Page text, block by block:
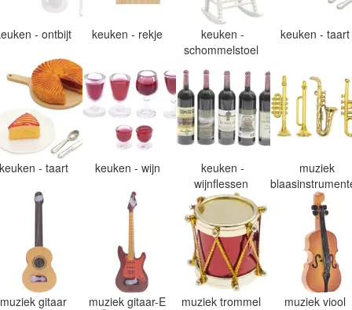
- ontbijt keuken - rekje
keuken -
schommelstoel
keuken -
- taart keuken - wijn
keuken -
wijnflessen
muziek
muziek gitaar muziek gitaar-E muziek trommel muziek viool